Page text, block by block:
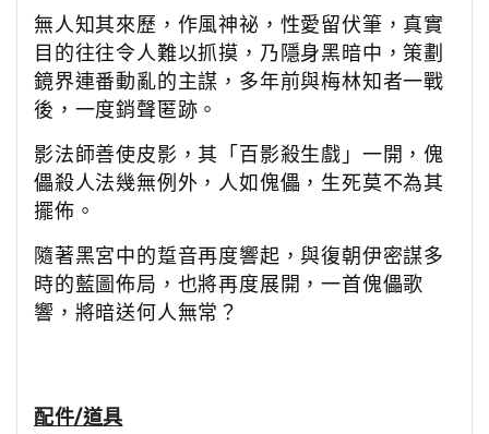
無人知其來歷，作風神祕，性愛留伏筆，真實
目的往往令人難以抓摸， 乃隱身黑暗中，策劃
鏡界連番動亂的主謀，多年前與梅林知者一戰
後，一度銷聲匿跡。
影法師善使皮影，其「百影殺生戲」一開，傀
儡殺人法幾無例外，人如傀儡，生死莫不為其
擺佈。
隨著黑宮中的踅音再度響起，與復朝伊密謀多
時的藍圖佈局，也將再度展開，一首傀儡歌
響，將暗送何人無常？
配件/道具